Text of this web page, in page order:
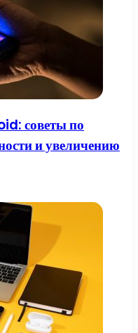
советы по
и увеличению